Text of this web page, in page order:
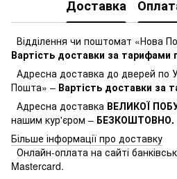
Доставка
Відділення чи поштомат «Нова
Вартість доставки за тарифами
Адресна доставка до дверей по
Пошта» – Вартість доставки за
Адресна доставка ВЕЛИКОЇ
нашим кур'єром – БЕЗКОШТОВНО.
Більше інформації про доставку
Онлайн-оплата на сайті
Mastercard.